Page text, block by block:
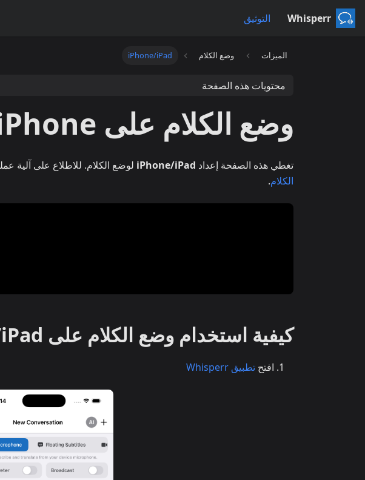
Whisperr التوثيق
الميزات وضع الكلام iPhone/iPad
محتويات هذه الصفحة
وضع الكلام على iPhone وiPad
تغطي هذه الصفحة إعداد iPhone/iPad لوضع الكلام. للاطلاع على آلية
الكلام.
كيفية استخدام وضع الكلام على iPhone/iPad
افتح تطبيق Whisperr